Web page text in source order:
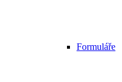
Formuláře